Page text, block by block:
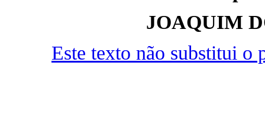
JOAQUIM
Este texto não substitui o